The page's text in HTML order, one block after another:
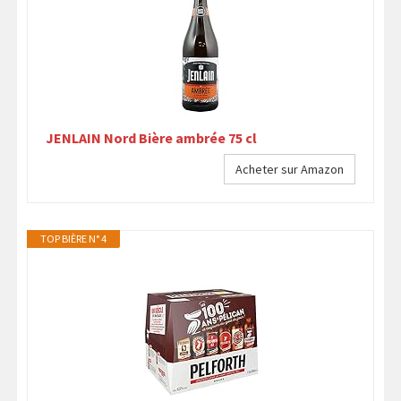
JENLAIN Nord Bière ambrée 75 cl
Acheter sur Amazon
TOP BIÈRE N° 4